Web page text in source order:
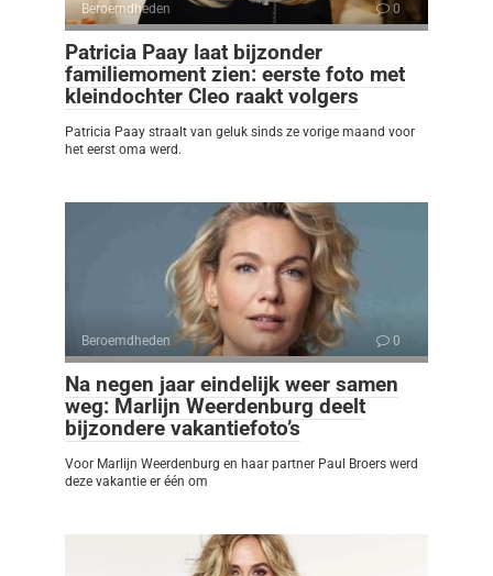
Beroemdheden 0
Patricia Paay laat bijzonder
familiemoment zien: eerste foto met
kleindochter Cleo raakt volgers
Patricia Paay straalt van geluk sinds ze vorige maand voor
het eerst oma werd.
Beroemdheden 0
Na negen jaar eindelijk weer samen
weg: Marlijn Weerdenburg deelt
bijzondere vakantiefoto’s
Voor Marlijn Weerdenburg en haar partner Paul Broers werd
deze vakantie er één om